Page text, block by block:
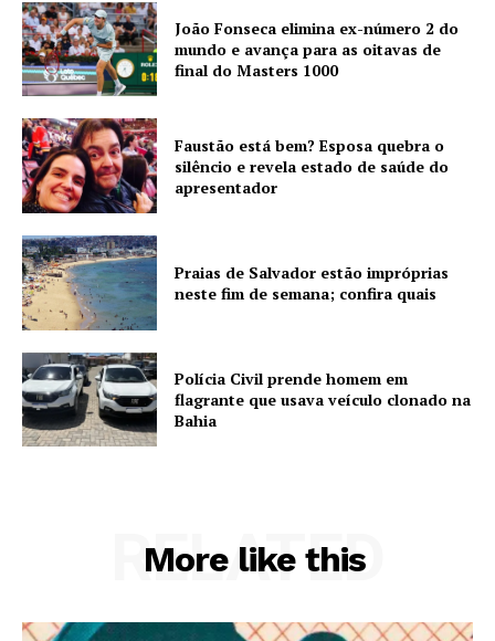
João Fonseca elimina ex-número 2 do
mundo e avança para as oitavas de
final do Masters 1000
Faustão está bem? Esposa quebra o
silêncio e revela estado de saúde do
apresentador
Praias de Salvador estão impróprias
neste fim de semana; confira quais
Polícia Civil prende homem em
flagrante que usava veículo clonado na
Bahia
More like this
RELATED